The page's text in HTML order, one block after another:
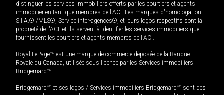
distinguer les services immobiliers offerts par les courtiers et agents
immobilier en tant que membres de l'ACI. Les marques d'homologation
S.I.A.® /MLS®, Service inter-agences®, et leurs logos respectifs sont la
propriété de l'ACI, et ils servent à identifier les services immobiliers que
fournissent les courtiers et agents membres de l'ACI.
Royal LePageMD est une marque de commerce déposée de la Banque
Royale du Canada, utilisée sous licence par les Services immobiliers
BridgemarqMD.
BridgemarqMD et ses logos / Services immobiliers BridgemarqMD sont des